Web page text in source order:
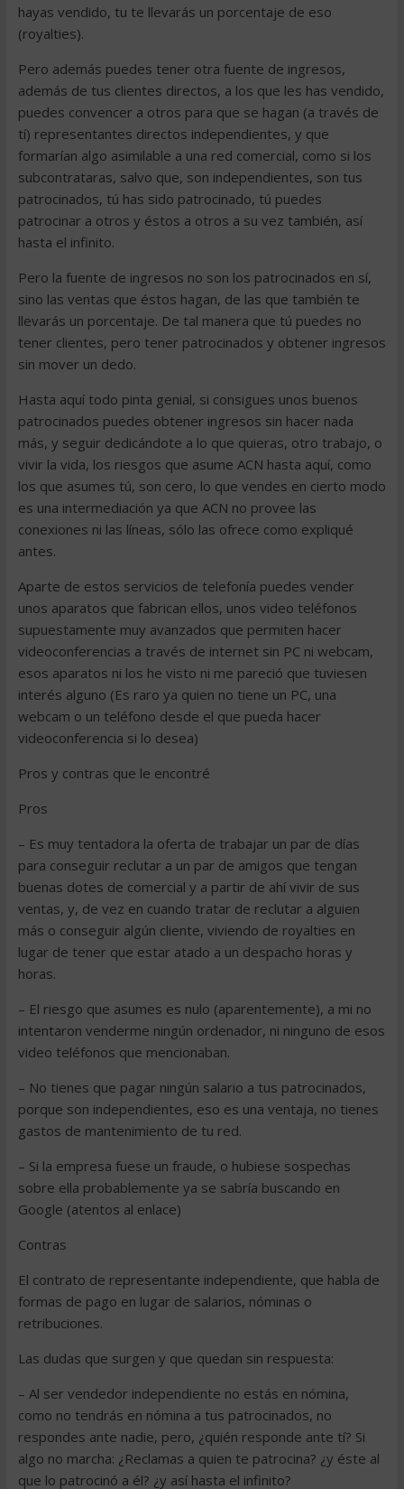
hayas vendido, tu te llevarás un porcentaje de eso
(royalties).
Pero además puedes tener otra fuente de ingresos,
además de tus clientes directos, a los que les has vendido,
puedes convencer a otros para que se hagan (a través de
tí) representantes directos independientes, y que
formarían algo asimilable a una red comercial, como si los
subcontrataras, salvo que, son independientes, son tus
patrocinados, tú has sido patrocinado, tú puedes
patrocinar a otros y éstos a otros a su vez también, así
hasta el infinito.
Pero la fuente de ingresos no son los patrocinados en sí,
sino las ventas que éstos hagan, de las que también te
llevarás un porcentaje. De tal manera que tú puedes no
tener clientes, pero tener patrocinados y obtener ingresos
sin mover un dedo.
Hasta aquí todo pinta genial, si consigues unos buenos
patrocinados puedes obtener ingresos sin hacer nada
más, y seguir dedicándote a lo que quieras, otro trabajo, o
vivir la vida, los riesgos que asume ACN hasta aquí, como
los que asumes tú, son cero, lo que vendes en cierto modo
es una intermediación ya que ACN no provee las
conexiones ni las líneas, sólo las ofrece como expliqué
antes.
Aparte de estos servicios de telefonía puedes vender
unos aparatos que fabrican ellos, unos video teléfonos
supuestamente muy avanzados que permiten hacer
videoconferencias a través de internet sin PC ni webcam,
esos aparatos ni los he visto ni me pareció que tuviesen
interés alguno (Es raro ya quien no tiene un PC, una
webcam o un teléfono desde el que pueda hacer
videoconferencia si lo desea)
Pros y contras que le encontré
Pros
– Es muy tentadora la oferta de trabajar un par de días
para conseguir reclutar a un par de amigos que tengan
buenas dotes de comercial y a partir de ahí vivir de sus
ventas, y, de vez en cuando tratar de reclutar a alguien
más o conseguir algún cliente, viviendo de royalties en
lugar de tener que estar atado a un despacho horas y
horas.
– El riesgo que asumes es nulo (aparentemente), a mi no
intentaron venderme ningún ordenador, ni ninguno de esos
video teléfonos que mencionaban.
– No tienes que pagar ningún salario a tus patrocinados,
porque son independientes, eso es una ventaja, no tienes
gastos de mantenimiento de tu red.
– Si la empresa fuese un fraude, o hubiese sospechas
sobre ella probablemente ya se sabría buscando en
Google (atentos al enlace)
Contras
El contrato de representante independiente, que habla de
formas de pago en lugar de salarios, nóminas o
retribuciones.
Las dudas que surgen y que quedan sin respuesta:
– Al ser vendedor independiente no estás en nómina,
como no tendrás en nómina a tus patrocinados, no
respondes ante nadie, pero, ¿quién responde ante tí? Si
algo no marcha: ¿Reclamas a quien te patrocina? ¿y éste al
que lo patrocinó a él? ¿y así hasta el infinito?